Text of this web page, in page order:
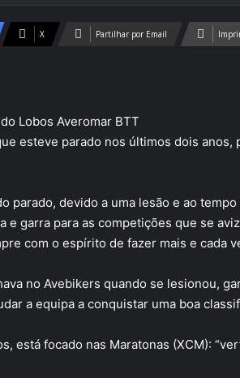
X Partilhar por Email
Lobos Averomar BTT
esteve parado nos últimos dois anos,
parado, devido a uma lesão e ao
garra para as competições que se
com o espírito de fazer mais e cada
no Avebikers quando se lesionou,
a equipa a conquistar uma boa
está focado nas Maratonas (XCM):